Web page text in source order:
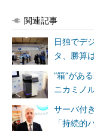
関連記事
日独でデ
タ、勝算
“箱”があ
ニカミノ
サーバ付
「持続的